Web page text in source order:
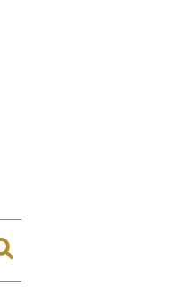
Expand
search